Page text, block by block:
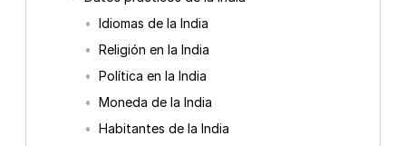
Idiomas de la India
Religión en la India
Política en la India
Moneda de la India
Habitantes de la India